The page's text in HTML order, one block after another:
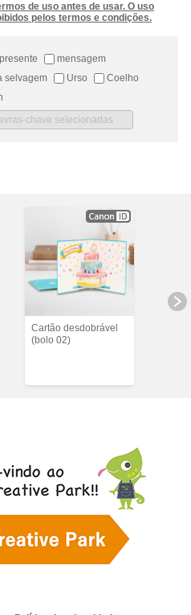
de uso antes de usar. O uso
pelos termos e condições.
presente
mensagem
selvagem Urso
Coelho
Cartão desdobrável
(bolo 02)